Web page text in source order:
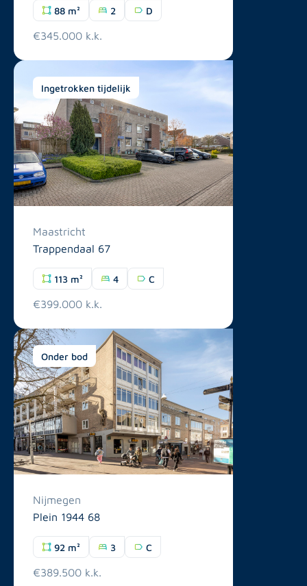
88 m² 2 D
€345.000 k.k.
Ingetrokken tijdelijk
Maastricht
Trappendaal 67
113 m² 4 C
€399.000 k.k.
Onder bod
Nijmegen
Plein 1944 68
92 m² 3 C
€389.500 k.k.